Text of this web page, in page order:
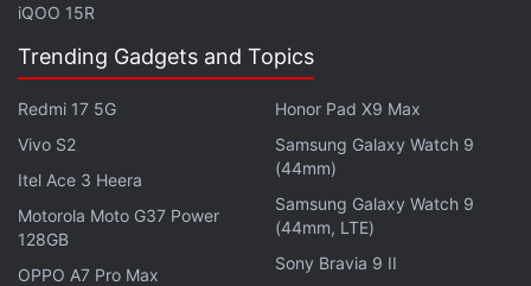
অবস্থান সম্পর্কে জানাতে পারবেন।
2. যতবার অ্যাপ খুলবেন ততবার লোকেশন নতুন করে আপডেট হবে।
3. নির্দিষ্ট স্থানে ট্যাগ করা পোস্ট, স্টোরি এবং রিল দেখতে পারবেন।
4, স্থানীয় বা লোকাল কন্টেন্ট যেমন কনসার্ট, ইভেন্ট এবং জনপ্রিয় জায়গা
এক্সপ্লোর করতে পারবেন।
iQOO 15R
Trending Gadgets and Topics
Redmi 17 5G
Vivo S2
Itel Ace 3 Heera
Motorola Moto G37 Power
128GB
OPPO A7 Pro Max
Honor Pad X9 Max
Samsung Galaxy Watch 9
(44mm)
Samsung Galaxy Watch 9
(44mm, LTE)
Sony Bravia 9 II